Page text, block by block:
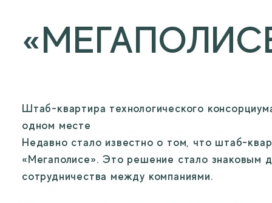
Штаб-квартира технологического
одном месте
Недавно стало известно о том, что штаб-
«Мегаполисе». Это решение стало знаковым
сотрудничества между компаниями.